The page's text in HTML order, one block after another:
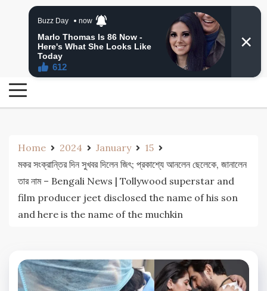
24 Ghanta Bangla News
24 Ghanta Bengali News
Home 2024 January
15
মকর সংক্রান্তির দিন সুখবর দিলেন জিৎ; প্রকাশ্যে আনলেন ছেলেকে, জানালেন
তার নাম – Bengali News | Tollywood superstar and
film producer jeet disclosed the name of his son
and here is the name of the muchkin